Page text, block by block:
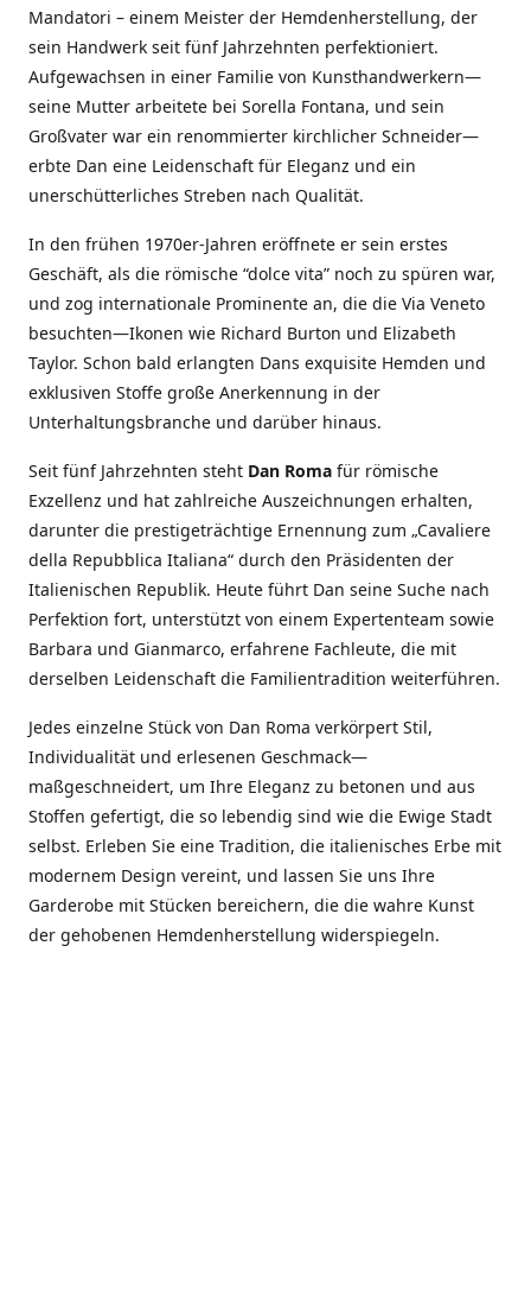
Mandatori – einem Meister der Hemdenherstellung, der
sein Handwerk seit fünf Jahrzehnten perfektioniert.
Aufgewachsen in einer Familie von Kunsthandwerkern—
seine Mutter arbeitete bei Sorella Fontana, und sein
Großvater war ein renommierter kirchlicher Schneider—
erbte Dan eine Leidenschaft für Eleganz und ein
unerschütterliches Streben nach Qualität.
In den frühen 1970er-Jahren eröffnete er sein erstes
Geschäft, als die römische “dolce vita” noch zu spüren war,
und zog internationale Prominente an, die die Via Veneto
besuchten—Ikonen wie Richard Burton und Elizabeth
Taylor. Schon bald erlangten Dans exquisite Hemden und
exklusiven Stoffe große Anerkennung in der
Unterhaltungsbranche und darüber hinaus.
Seit fünf Jahrzehnten steht Dan Roma für römische
Exzellenz und hat zahlreiche Auszeichnungen erhalten,
darunter die prestigeträchtige Ernennung zum „Cavaliere
della Repubblica Italiana“ durch den Präsidenten der
Italienischen Republik. Heute führt Dan seine Suche nach
Perfektion fort, unterstützt von einem Expertenteam sowie
Barbara und Gianmarco, erfahrene Fachleute, die mit
derselben Leidenschaft die Familientradition weiterführen.
Jedes einzelne Stück von Dan Roma verkörpert Stil,
Individualität und erlesenen Geschmack—
maßgeschneidert, um Ihre Eleganz zu betonen und aus
Stoffen gefertigt, die so lebendig sind wie die Ewige Stadt
selbst. Erleben Sie eine Tradition, die italienisches Erbe mit
modernem Design vereint, und lassen Sie uns Ihre
Garderobe mit Stücken bereichern, die die wahre Kunst
der gehobenen Hemdenherstellung widerspiegeln.